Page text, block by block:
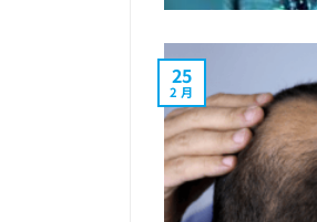
25
2 月